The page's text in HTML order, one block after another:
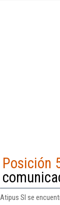
Posición
Atipus Sl se